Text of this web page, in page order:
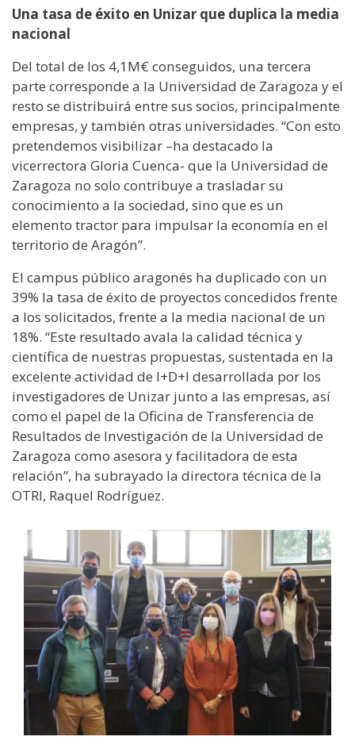
Una tasa de éxito en Unizar que duplica la media
nacional
Del total de los 4,1M€ conseguidos, una tercera
parte corresponde a la Universidad de Zaragoza y el
resto se distribuirá entre sus socios, principalmente
empresas, y también otras universidades. “Con esto
pretendemos visibilizar –ha destacado la
vicerrectora Gloria Cuenca- que la Universidad de
Zaragoza no solo contribuye a trasladar su
conocimiento a la sociedad, sino que es un
elemento tractor para impulsar la economía en el
territorio de Aragón”.
El campus público aragonés ha duplicado con un
39% la tasa de éxito de proyectos concedidos frente
a los solicitados, frente a la media nacional de un
18%. “Este resultado avala la calidad técnica y
científica de nuestras propuestas, sustentada en la
excelente actividad de I+D+I desarrollada por los
investigadores de Unizar junto a las empresas, así
como el papel de la Oficina de Transferencia de
Resultados de Investigación de la Universidad de
Zaragoza como asesora y facilitadora de esta
relación”, ha subrayado la directora técnica de la
OTRI, Raquel Rodríguez.